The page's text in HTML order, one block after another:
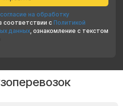
согласие на обработку
соответствии с Политикой
данных, ознакомление с текстом